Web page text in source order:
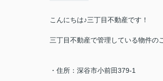
こんにちは♪三丁目不動産です！
三丁目不動産で管理している物件の
・住所：深谷市小前田379-1